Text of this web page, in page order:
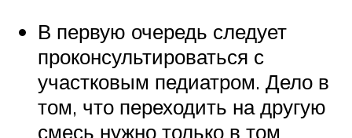
В первую очередь следует
проконсультироваться с
участковым педиатром. Дело в
том, что переходить на другую
смесь нужно только в том